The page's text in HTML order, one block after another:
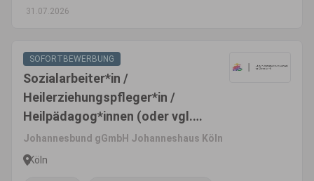
31.07.2026
SOFORTBEWERBUNG
Sozialarbeiter*in /
Heilerziehungspfleger*in /
Heilpädagog*innen (oder vgl.)
(m/w/d)
Johannesbund gGmbH Johanneshaus Köln
Köln